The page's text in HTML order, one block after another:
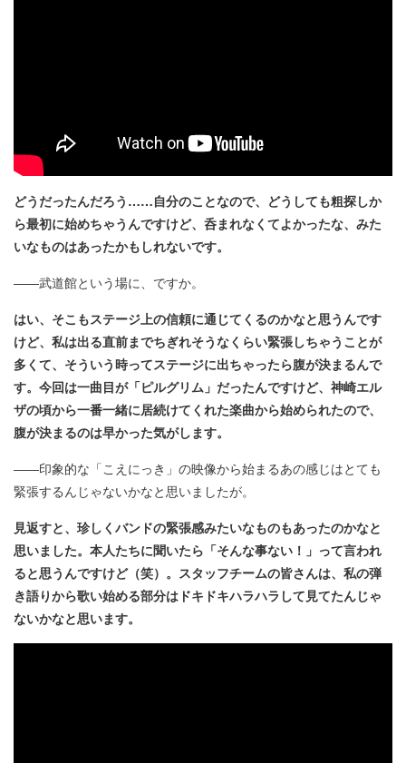
どうだったんだろう……自分のことなので、どうしても粗探しか
ら最初に始めちゃうんですけど、呑まれなくてよかったな、みた
いなものはあったかもしれないです。
――武道館という場に、ですか。
はい、そこもステージ上の信頼に通じてくるのかなと思うんです
けど、私は出る直前までちぎれそうなくらい緊張しちゃうことが
多くて、そういう時ってステージに出ちゃったら腹が決まるんで
す。今回は一曲目が「ピルグリム」だったんですけど、神崎エル
ザの頃から一番一緒に居続けてくれた楽曲から始められたので、
腹が決まるのは早かった気がします。
――印象的な「こえにっき」の映像から始まるあの感じはとても
緊張するんじゃないかなと思いましたが。
見返すと、珍しくバンドの緊張感みたいなものもあったのかなと
思いました。本人たちに聞いたら「そんな事ない！」って言われ
ると思うんですけど（笑）。スタッフチームの皆さんは、私の弾
き語りから歌い始める部分はドキドキハラハラして見てたんじゃ
ないかなと思います。